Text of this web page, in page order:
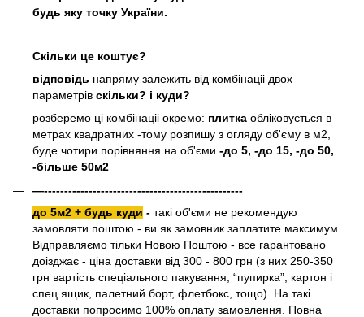
будь яку точку України.
Скільки це коштує?
відповідь напряму залежить від комбінаціі двох
параметрів скільки? і куди?
розберемо ці комбінаціі окремо: плитка обліковується в
метрах квадратних -тому розпишу з огляду об'єму в м2,
буде чотири порівняння на об'єми -до 5, -до 15, -до 50,
-більше 50м2
—-------------------------------------------------
до 5м2 + будь куди - такі об'єми не рекомендую
замовляти поштою - ви як замовник заплатите максимум.
Відправляємо тільки Новою Поштою - все гарантовано
доізджає - ціна доставки від 300 - 800 грн (з них 250-350
грн вартість спеціального пакування, “пупирка”, картон і
спец ящик, палетний борт, флетбокс, тощо). На такі
доставки попросимо 100% оплату замовлення. Повна